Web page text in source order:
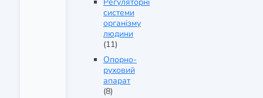
системи
організму
людини
(11)
Опорно-
руховий
апарат
(8)